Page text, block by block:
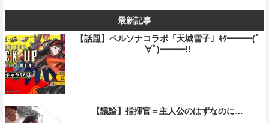
最新記事
【話題】ペルソナコラボ「天城雪子」ｷﾀ━━━(ﾟ
∀ﾟ)━━━!!
【議論】指揮官＝主人公のはずなのに…